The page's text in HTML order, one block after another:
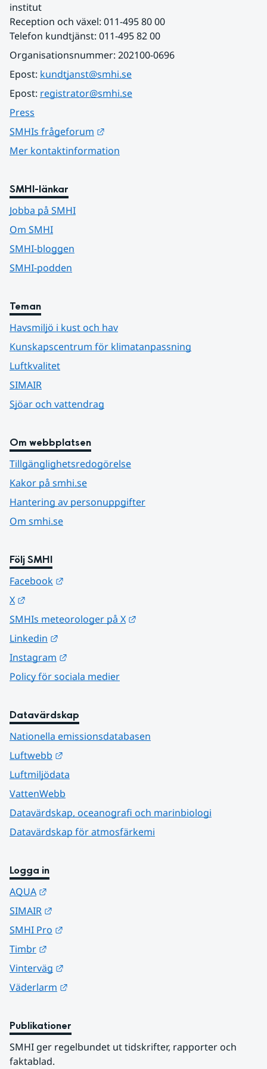
institut
Reception och växel: 011-495 80 00
Telefon kundtjänst: 011-495 82 00
Organisationsnummer: 202100-0696
Epost: kundtjanst@smhi.se
Epost: registrator@smhi.se
Press
SMHIs frågeforum
Mer kontaktinformation
SMHI-länkar
Jobba på SMHI
Om SMHI
SMHI-bloggen
SMHI-podden
Teman
Havsmiljö i kust och hav
Kunskapscentrum för klimatanpassning
Luftkvalitet
SIMAIR
Sjöar och vattendrag
Om webbplatsen
Tillgänglighetsredogörelse
Kakor på smhi.se
Hantering av personuppgifter
Om smhi.se
Följ SMHI
Facebook
X
SMHIs meteorologer på X
Linkedin
Instagram
Policy för sociala medier
Datavärdskap
Nationella emissionsdatabasen
Luftwebb
Luftmiljödata
VattenWebb
Datavärdskap, oceanografi och marinbiologi
Datavärdskap för atmosfärkemi
Logga in
AQUA
SIMAIR
SMHI Pro
Timbr
Vinterväg
Väderlarm
Publikationer
SMHI ger regelbundet ut tidskrifter, rapporter och
faktablad.